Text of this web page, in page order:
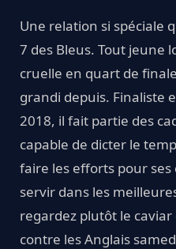
Une relation si spéciale
7 des Bleus. Tout jeune
cruelle en quart de
grandi depuis. Finaliste
2018, il fait partie des
capable de dicter le
faire les efforts pour ses
servir dans les
regardez plutôt le
contre les Anglais